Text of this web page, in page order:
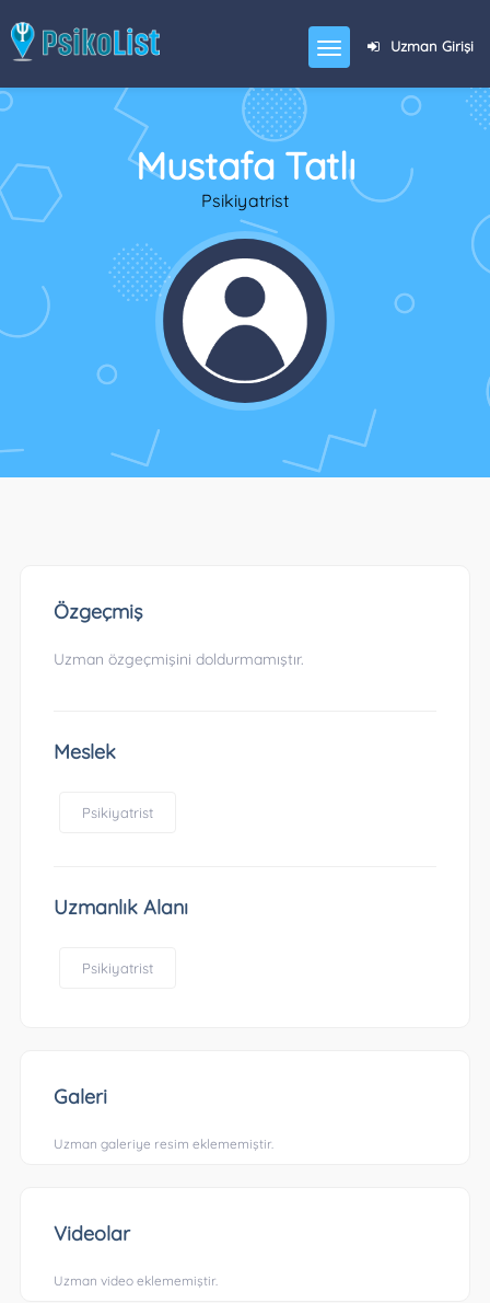
Uzman Girişi
Mustafa Tatlı
Psikiyatrist
Özgeçmiş
Uzman özgeçmişini doldurmamıştır.
Meslek
Psikiyatrist
Uzmanlık Alanı
Psikiyatrist
Galeri
Uzman galeriye resim eklememiştir.
Videolar
Uzman video eklememiştir.